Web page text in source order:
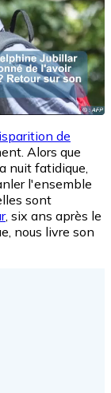
de
Alors que
nuit fatidique,
l'ensemble
sont
, six ans après le
nous livre son